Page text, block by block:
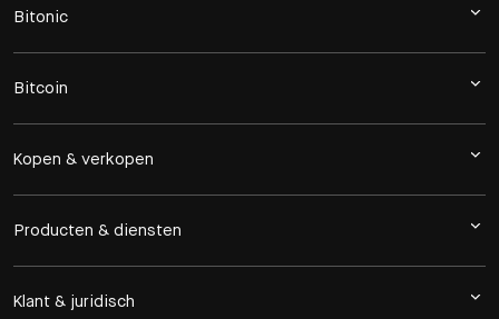
Bitonic
Bitcoin
Kopen & verkopen
Producten & diensten
Klant & juridisch